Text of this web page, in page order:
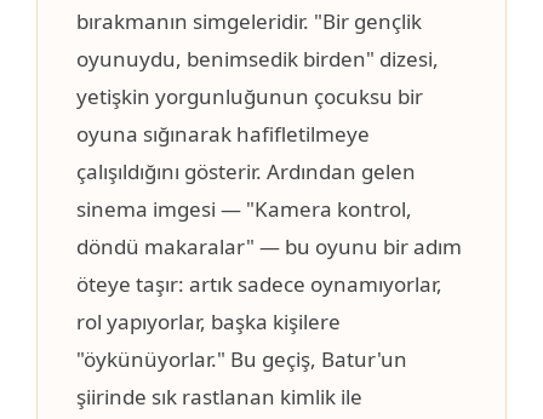
bırakmanın simgeleridir. "Bir gençlik
oyunuydu, benimsedik birden" dizesi,
yetişkin yorgunluğunun çocuksu bir
oyuna sığınarak hafifletilmeye
çalışıldığını gösterir. Ardından gelen
sinema imgesi — "Kamera kontrol,
döndü makaralar" — bu oyunu bir adım
öteye taşır: artık sadece oynamıyorlar,
rol yapıyorlar, başka kişilere
"öykünüyorlar." Bu geçiş, Batur'un
şiirinde sık rastlanan kimlik ile